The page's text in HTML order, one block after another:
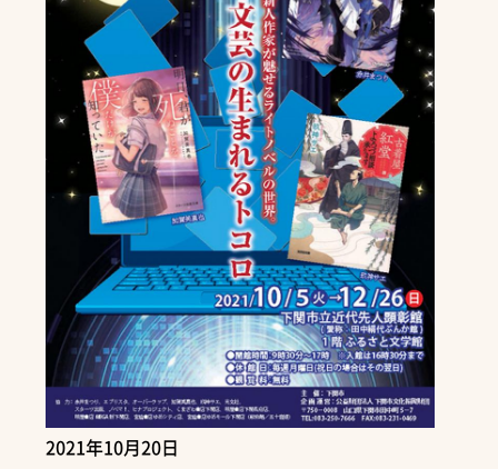
2021年10月20日